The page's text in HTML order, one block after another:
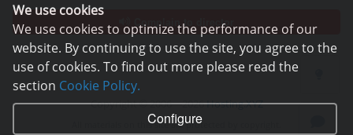
We use cookies
We use cookies to optimize the performance of our
website. By continuing to use the site, you agree to the
use of cookies. To find out more please read the
section Cookie Policy.
Configure
Complain to director
Copyright © 2006—2026Hosting.XYZ
All materials on this site are protected by copyright.